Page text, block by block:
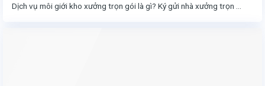
Dịch vụ môi giới kho xưởng trọn gói là gì? Ký gửi nhà xưởng trọn ...